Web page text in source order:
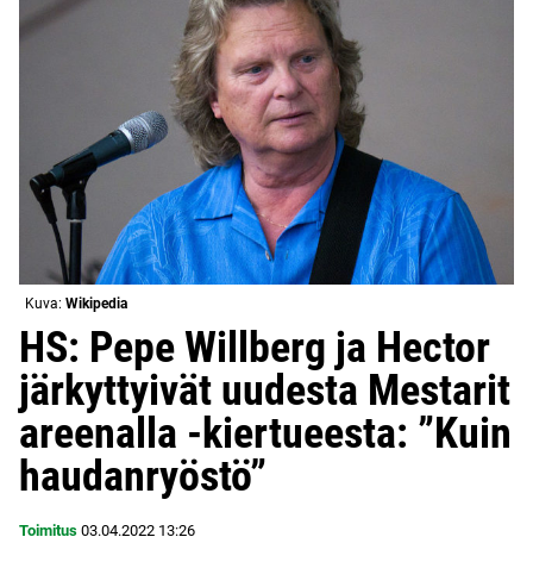
Kuva: Wikipedia
HS: Pepe Willberg ja Hector
järkyttyivät uudesta Mestarit
areenalla -kiertueesta: ”Kuin
haudanryöstö”
Toimitus 03.04.2022 13:26